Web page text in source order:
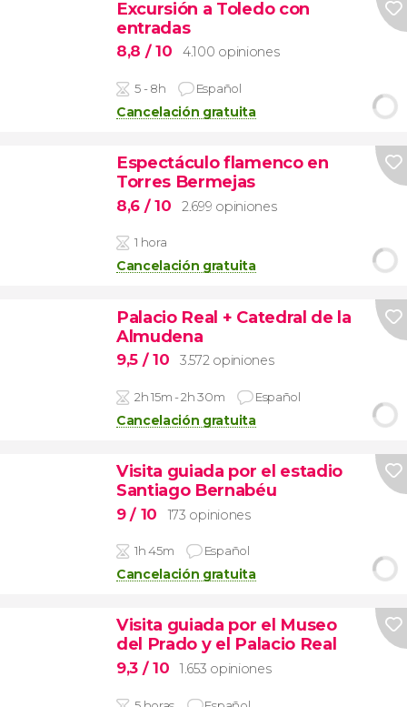
Excursión a Toledo con
entradas
8,8 / 10 4.100 opiniones
5 - 8h Español
Cancelación gratuita
Espectáculo flamenco en
Torres Bermejas
8,6 / 10 2.699 opiniones
1 hora
Cancelación gratuita
Palacio Real + Catedral de la
Almudena
9,5 / 10 3.572 opiniones
2h 15m - 2h 30m Español
Cancelación gratuita
Visita guiada por el estadio
Santiago Bernabéu
9/ 10 173 opiniones
1h 45m Español
Cancelación gratuita
Visita guiada por el Museo
del Prado y el Palacio Real
9,3 / 10 1.653 opiniones